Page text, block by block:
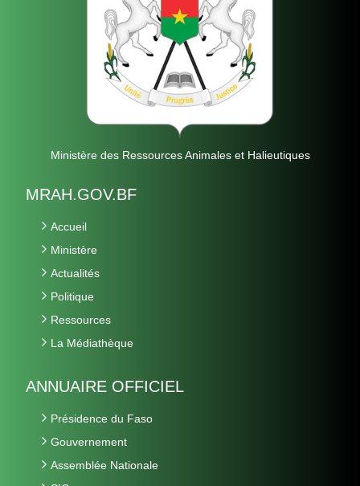
Ministère des Ressources Animales et Halieutiques
MRAH.GOV.BF
Accueil
Ministère
Actualités
Politique
Ressources
La Médiathèque
ANNUAIRE OFFICIEL
Présidence du Faso
Gouvernement
Assemblée Nationale